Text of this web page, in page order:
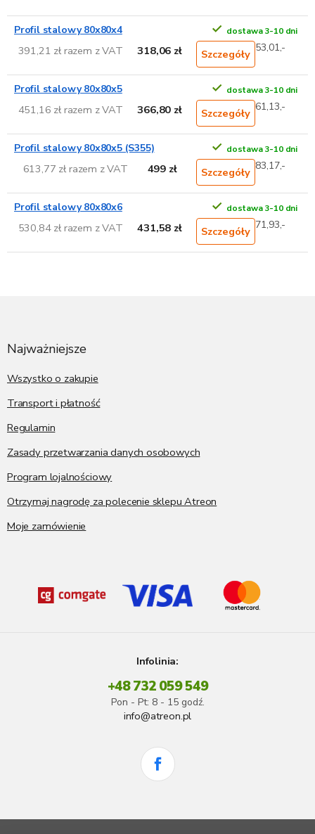
Profil stalowy 80x80x4 dostawa 3-10 dni
391,21 zł razem z VAT 318,06 zł Szczegóły 53,01,-
Profil stalowy 80x80x5 dostawa 3-10 dni
451,16 zł razem z VAT 366,80 zł Szczegóły 61,13,-
Profil stalowy 80x80x5 (S355) dostawa 3-10 dni
613,77 zł razem z VAT 499 zł Szczegóły 83,17,-
Profil stalowy 80x80x6 dostawa 3-10 dni
530,84 zł razem z VAT 431,58 zł Szczegóły 71,93,-
Najważniejsze
Wszystko o zakupie
Transport i płatność
Regulamin
Zasady przetwarzania danych osobowych
Program lojalnościowy
Otrzymaj nagrodę za polecenie sklepu Atreon
Moje zamówienie
Infolinia:
+48 732 059 549
Pon - Pt: 8 - 15 godź.
info@atreon.pl